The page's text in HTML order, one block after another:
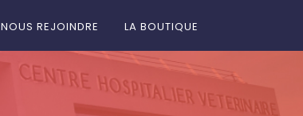
NOUS REJOINDRE LA BOUTIQUE